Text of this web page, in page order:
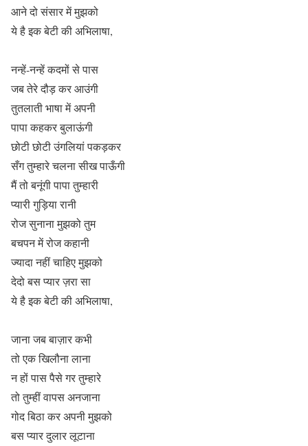
आने दो संसार में मुझको
ये है इक बेटी की अभिलाषा,
नन्हें-नन्हें कदमों से पास
जब तेरे दौड़ कर आउंगी
तुतलाती भाषा में अपनी
पापा कहकर बुलाऊंगी
छोटी छोटी उंगलियां पकड़कर
सँग तुम्हारे चलना सीख पाऊँगी
मैं तो बनूंगी पापा तुम्हारी
प्यारी गुड़िया रानी
रोज सुनाना मुझको तुम
बचपन में रोज कहानी
ज्यादा नहीं चाहिए मुझको
देदो बस प्यार ज़रा सा
ये है इक बेटी की अभिलाषा,
जाना जब बाज़ार कभी
तो एक खिलौना लाना
न हों पास पैसे गर तुम्हारे
तो तुम्हीं वापस अनजाना
गोद बिठा कर अपनी मुझको
बस प्यार दुलार लूटाना